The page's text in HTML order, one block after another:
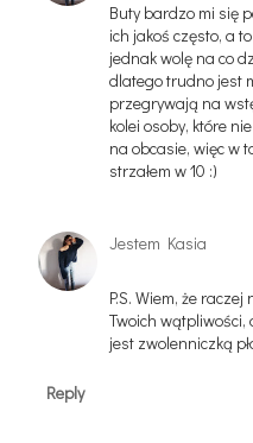
Buty bardzo mi się
ich jakoś często, a
jednak wolę na co
dlatego trudno jest
przegrywają na
kolei osoby, które
na obcasie, więc w
strzałem w 10 :)
Jestem Kasia
P.S. Wiem, że
Twoich wątpliwości,
jest zwolenniczką
Reply